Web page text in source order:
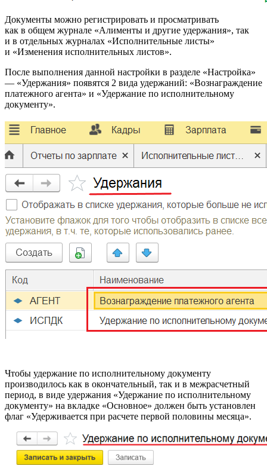
Документы можно регистрировать и просматривать
как в общем журнале «Алименты и другие удержания», так
и в отдельных журналах «Исполнительные листы»
и «Изменения исполнительных листов».
После выполнения данной настройки в разделе «Настройка»
— «Удержания» появятся 2 вида удержаний: «Вознаграждение
платежного агента» и «Удержание по исполнительному
документу».
Чтобы удержание по исполнительному документу
производилось как в окончательный, так и в межрасчетный
период, в виде удержания «Удержание по исполнительному
документу» на вкладке «Основное» должен быть установлен
флаг «Удерживается при расчете первой половины месяца».